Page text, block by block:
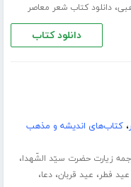
،دانلود کتاب شعر معاصر
دانلود کتاب
،کتاب‌های اندیشه و مذهب
زیارت حضرت سیّد الشّهدا،
عید فطر، عید قربان،دعا،